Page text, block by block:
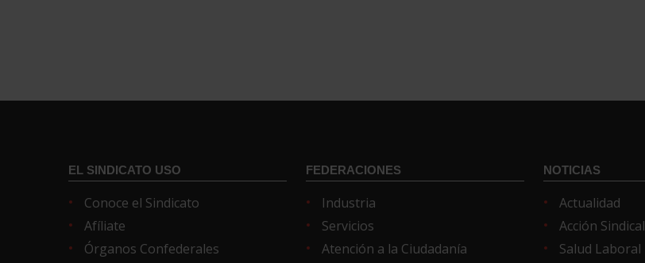
EL SINDICATO USO
Conoce el Sindicato
Afíliate
Órganos Confederales
FEDERACIONES
Industria
Servicios
Atención a la Ciudadanía
NOTICIAS
Actualidad
Acción Sindical
Salud Laboral